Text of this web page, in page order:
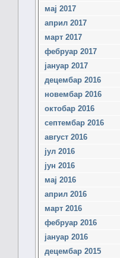
мај 2017
април 2017
март 2017
фебруар 2017
јануар 2017
децембар 2016
новембар 2016
октобар 2016
септембар 2016
август 2016
јул 2016
јун 2016
мај 2016
април 2016
март 2016
фебруар 2016
јануар 2016
децембар 2015